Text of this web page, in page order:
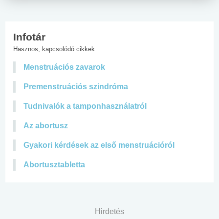
Infotár
Hasznos, kapcsolódó cikkek
Menstruációs zavarok
Premenstruációs szindróma
Tudnivalók a tamponhasználatról
Az abortusz
Gyakori kérdések az első menstruációról
Abortusztabletta
Hirdetés